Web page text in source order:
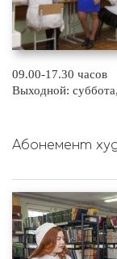
09.00-17.30 часов
Выходной:
Абонемент